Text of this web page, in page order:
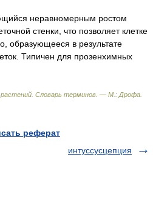
неравномерным ростом
стенки, что позволяет клетке
образующееся в результате
Типичен для прозенхимных
Словарь терминов. — М.: Дрофа
реферат
интуссусцепция